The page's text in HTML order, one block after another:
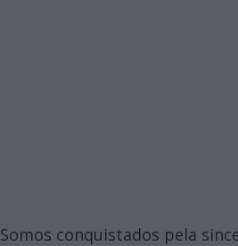
Somos conquistados pela